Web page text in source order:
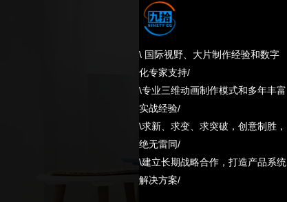
\ 国际视野、大片制作经验和数字
化专家支持/
\专业三维动画制作模式和多年丰富
实战经验/
\求新、求变、求突破，创意制胜，
绝无雷同/
\建立长期战略合作，打造产品系统
解决方案/